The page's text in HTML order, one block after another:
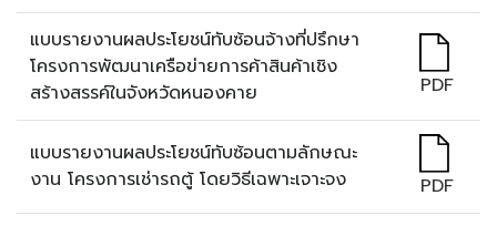
แบบรายงานผลประโยชน์ทับซ้อนจ้างที่ปรึกษา
โครงการพัฒนาเครือข่ายการค้าสินค้าเชิง
สร้างสรรค์ในจังหวัดหนองคาย
PDF
แบบรายงานผลประโยชน์ทับซ้อนตามลักษณะ
งาน โครงการเช่ารถตู้ โดยวิธีเฉพาะเจาะจง
PDF